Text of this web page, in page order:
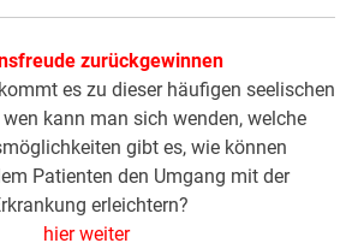
zurückgewinnen
es zu dieser häufigen seelischen
kann man sich wenden, welche
gibt es, wie können
Patienten den Umgang mit der
erleichtern?
hier weiter